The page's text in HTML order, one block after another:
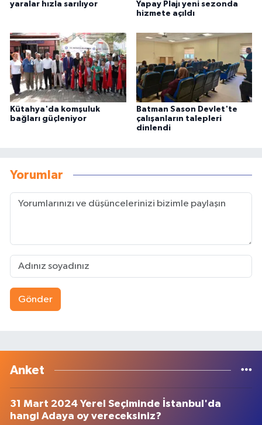
yaralar hızla sarılıyor
Yapay Plajı yeni sezonda
hizmete açıldı
Kütahya'da komşuluk
bağları güçleniyor
Batman Sason Devlet'te
çalışanların talepleri
dinlendi
Yorumlar
Gönder
Anket
31 Mart 2024 Yerel Seçiminde İstanbul'da
hangi Adaya oy vereceksiniz?